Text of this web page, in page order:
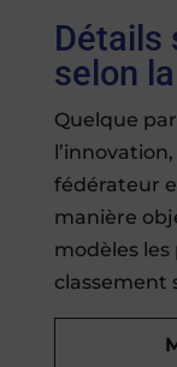
Détails
selon
Quelque
fédérateur
manière
modèles
classement